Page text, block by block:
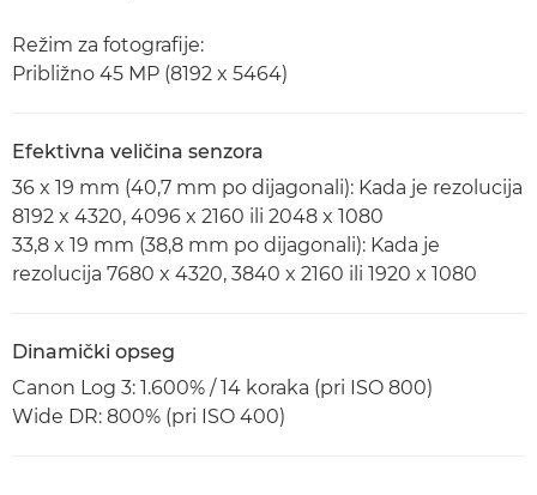
Režim za fotografije:
Približno 45 MP (8192 x 5464)
Efektivna veličina senzora
36 x 19 mm (40,7 mm po dijagonali): Kada je rezolucija
8192 x 4320, 4096 x 2160 ili 2048 x 1080
33,8 x 19 mm (38,8 mm po dijagonali): Kada je
rezolucija 7680 x 4320, 3840 x 2160 ili 1920 x 1080
Dinamički opseg
Canon Log 3: 1.600% / 14 koraka (pri ISO 800)
Wide DR: 800% (pri ISO 400)